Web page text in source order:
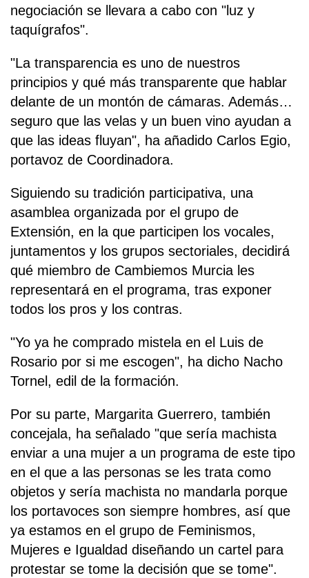
negociación se llevara a cabo con "luz y
taquígrafos".
"La transparencia es uno de nuestros
principios y qué más transparente que hablar
delante de un montón de cámaras. Además…
seguro que las velas y un buen vino ayudan a
que las ideas fluyan", ha añadido Carlos Egio,
portavoz de Coordinadora.
Siguiendo su tradición participativa, una
asamblea organizada por el grupo de
Extensión, en la que participen los vocales,
juntamentos y los grupos sectoriales, decidirá
qué miembro de Cambiemos Murcia les
representará en el programa, tras exponer
todos los pros y los contras.
"Yo ya he comprado mistela en el Luis de
Rosario por si me escogen", ha dicho Nacho
Tornel, edil de la formación.
Por su parte, Margarita Guerrero, también
concejala, ha señalado "que sería machista
enviar a una mujer a un programa de este tipo
en el que a las personas se les trata como
objetos y sería machista no mandarla porque
los portavoces son siempre hombres, así que
ya estamos en el grupo de Feminismos,
Mujeres e Igualdad diseñando un cartel para
protestar se tome la decisión que se tome".